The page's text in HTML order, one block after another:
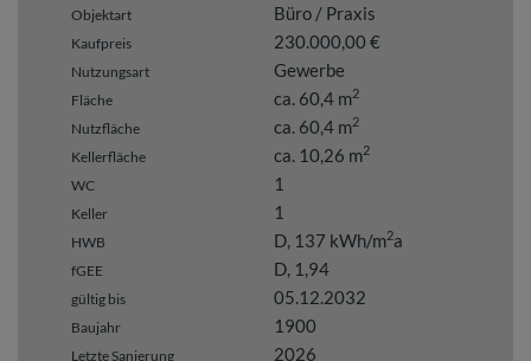
Objektart Büro / Praxis
Kaufpreis 230.000,00 €
Nutzungsart Gewerbe
Fläche ca. 60,4 m2
Nutzfläche ca. 60,4 m2
Kellerfläche ca. 10,26 m2
WC 1
Keller 1
HWB D, 137 kWh/m2a
fGEE D, 1,94
gültig bis 05.12.2032
Baujahr 1900
Letzte Sanierung 2026